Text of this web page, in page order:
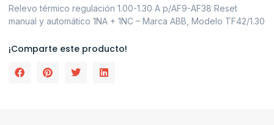
Relevo térmico regulación 1.00-1.30 A p/AF9-AF38 Reset
manual y automático 1NA + 1NC – Marca ABB, Modelo TF42/1.30
¡Comparte este producto!